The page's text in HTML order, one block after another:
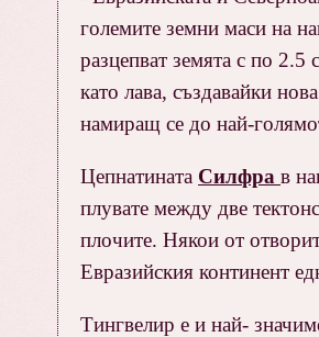
големите земни маси на
разцепват земята с по 2.5
като лава, създавайки
намиращ се до най-
Цепнатината Силфра в
плувате между две
плочите. Някои от
Евразийския континент
Тингвелир е и най-